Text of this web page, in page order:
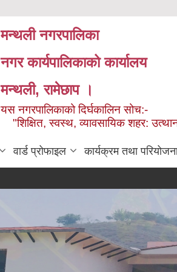
मन्थली नगरपालिका
नगर कार्यपालिकाको कार्यालय
मन्थली, रामेछाप ।
यस नगरपालिकाको दिर्घकालिन सोच:-
"शिक्षित, स्वस्थ, व्यावसायिक शहर:
वार्ड प्रोफाइल कार्यक्रम तथा